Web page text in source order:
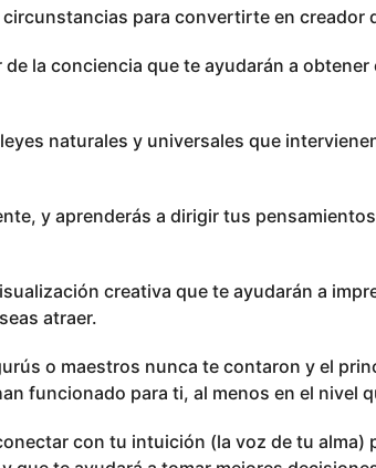
circunstancias para convertirte en creador
la conciencia que te ayudarán a obtener
naturales y universales que
y aprenderás a dirigir tus
creativa que te ayudarán a
atraer.
o maestros nunca te contaron y el
funcionado para ti, al menos en el nivel
con tu intuición (la voz de tu alma)